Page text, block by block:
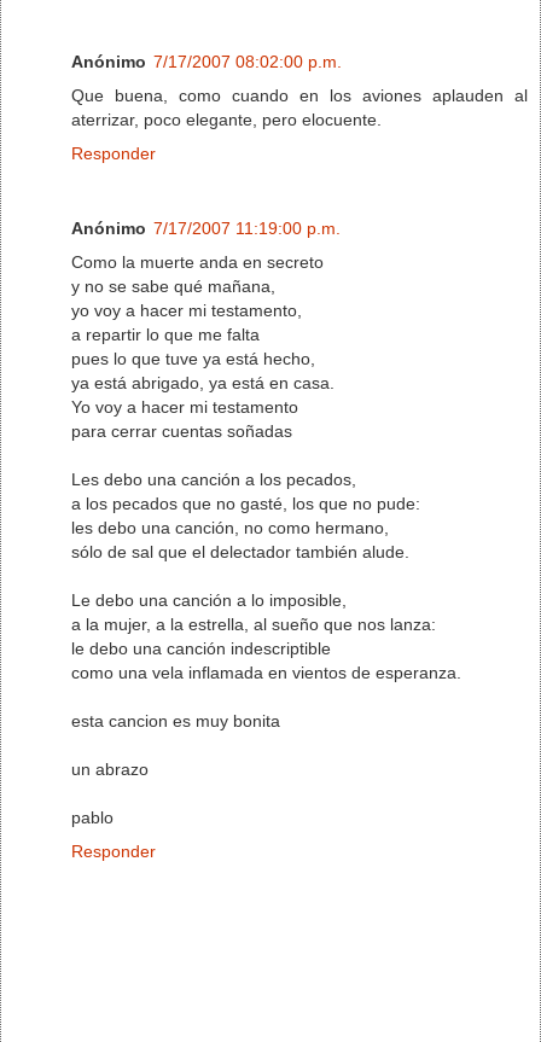
Anónimo 7/17/2007 08:02:00 p.m.
Que buena, como cuando en los aviones aplauden al
aterrizar, poco elegante, pero elocuente.
Responder
Anónimo 7/17/2007 11:19:00 p.m.
Como la muerte anda en secreto
y no se sabe qué mañana,
yo voy a hacer mi testamento,
a repartir lo que me falta
pues lo que tuve ya está hecho,
ya está abrigado, ya está en casa.
Yo voy a hacer mi testamento
para cerrar cuentas soñadas
Les debo una canción a los pecados,
a los pecados que no gasté, los que no pude:
les debo una canción, no como hermano,
sólo de sal que el delectador también alude.
Le debo una canción a lo imposible,
a la mujer, a la estrella, al sueño que nos lanza:
le debo una canción indescriptible
como una vela inflamada en vientos de esperanza.
esta cancion es muy bonita
un abrazo
pablo
Responder